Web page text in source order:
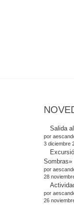
Salida
por
3 diciembre
Sombras»
por
28
por
26